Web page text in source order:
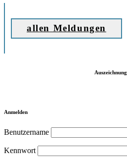
allen Meldungen
Auszeichnung
Anmelden
Benutzername
Kennwort